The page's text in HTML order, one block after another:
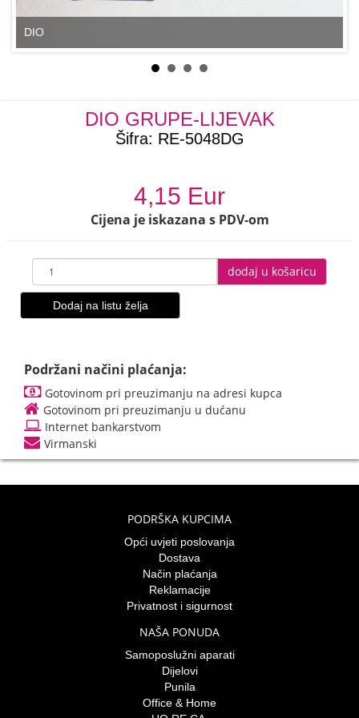
DIO
DIO GRUPE-LIJEVAK
Šifra: RE-5048DG
4,15 Eur
Cijena je iskazana s PDV-om
dodaj u košaricu
Dodaj na listu želja
Podržani načini plaćanja:
Gotovinom pri preuzimanju na adresi kupca
Gotovinom pri preuzimanju u dućanu
Internet bankarstvom
Virmanski
PODRŠKA KUPCIMA
Opći uvjeti poslovanja
Dostava
Način plaćanja
Reklamacije
Privatnost i sigurnost
NAŠA PONUDA
Samoposlužni aparati
Dijelovi
Punila
Office & Home